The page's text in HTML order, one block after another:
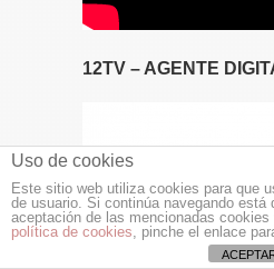
12TV – AGENTE
Uso de cookies
Este sitio web utiliza cookies para que
de usuario. Si continúa navegando está
aceptación de las mencionadas
política de cookies, pinche el enlace